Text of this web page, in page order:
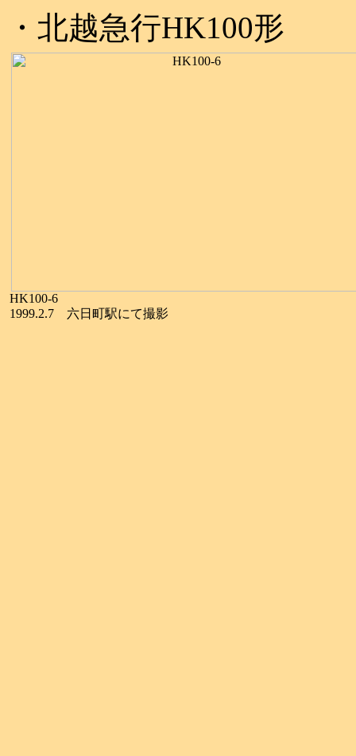
・北越急行HK100形
HK100-6
1999.2.7 六日町駅にて撮影